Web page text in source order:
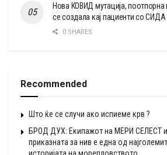
Нова КОВИД мутација,
се создала кај пациенти со СИДА
0 SHARES
Recommended
Што ќе се случи ако испиеме крв ?
БРОД ДУХ: Екипажот на МЕРИ СЕЛЕСТ
приказната за нив е една од
историјата на морепловството